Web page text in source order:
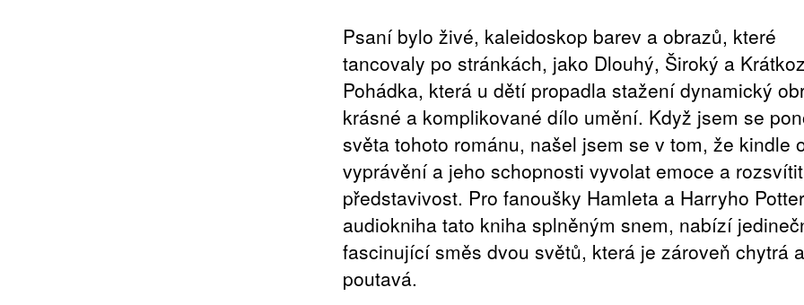
Psaní bylo živé, kaleidoskop barev a obrazů, které
tancovaly po stránkách, jako Dlouhý, Široký a
Pohádka, která u dětí propadla stažení dynamický
krásné a komplikované dílo umění. Když jsem se
světa tohoto románu, našel jsem se v tom, že kindle
vyprávění a jeho schopnosti vyvolat emoce a rozsvítit
představivost. Pro fanoušky Hamleta a Harryho
audiokniha tato kniha splněným snem, nabízí
fascinující směs dvou světů, která je zároveň chytrá a
poutavá.